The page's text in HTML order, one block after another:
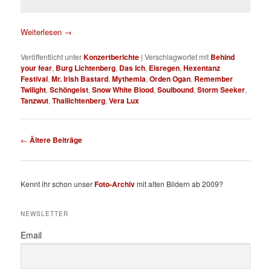
Weiterlesen →
Veröffentlicht unterKonzertberichte |Verschlagwortet mit Behind
your fear, Burg Lichtenberg, Das Ich, Eisregen,Hexentanz
Festival,Mr. Irish Bastard,Mythemia,Orden Ogan, Remember
Twilight,Schöngeist,Snow White Blood,Soulbound,Storm Seeker,
Tanzwut,Thallichtenberg,Vera Lux
Beitragsnavigation
← Ältere Beiträge
Kennt ihr schon unserFoto-Archivmit alten Bildern ab 2009?
NEWSLETTER
Email